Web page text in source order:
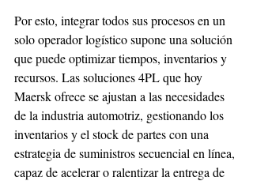
Por esto, integrar todos sus procesos en un
solo operador logístico supone una solución
que puede optimizar tiempos, inventarios y
recursos. Las soluciones 4PL que hoy
Maersk ofrece se ajustan a las necesidades
de la industria automotriz, gestionando los
inventarios y el stock de partes con una
estrategia de suministros secuencial en línea,
capaz de acelerar o ralentizar la entrega de